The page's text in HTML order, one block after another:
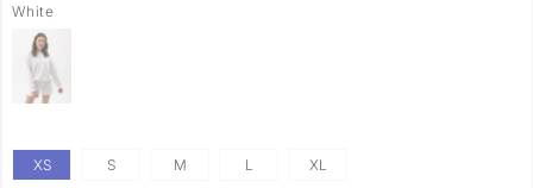
White
XS S M L XL